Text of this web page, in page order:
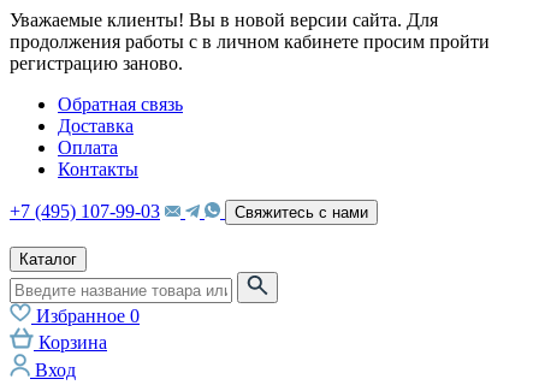
Уважаемые клиенты! Вы в новой версии сайта. Для
продолжения работы с в личном кабинете просим пройти
регистрацию заново.
Обратная связь
Доставка
Оплата
Контакты
+7 (495) 107-99-03 Свяжитесь с нами
Каталог
Избранное 0
Корзина
Вход